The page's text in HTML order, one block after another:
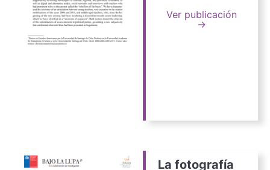
Ver publicación
→
La fotografía